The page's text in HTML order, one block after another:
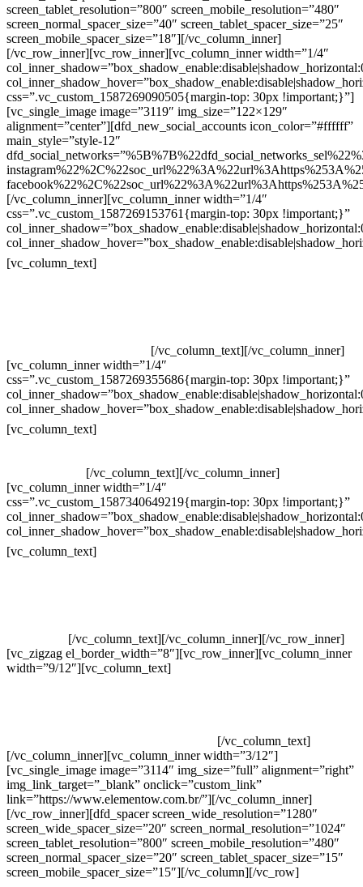
screen_tablet_resolution=”800″ screen_mobile_resolution=”480″
screen_normal_spacer_size=”40″ screen_tablet_spacer_size=”25″
screen_mobile_spacer_size=”18″][/vc_column_inner]
[/vc_row_inner][vc_row_inner][vc_column_inner width=”1/4″
css=”.vc_custom_1587269090505{margin-top: 30px !important;}”]
[vc_single_image image=”3119″ img_size=”122×129″
alignment=”center”][dfd_new_social_accounts icon_color=”#ffffff”
main_style=”style-12″
[/vc_column_inner][vc_column_inner width=”1/4″
css=”.vc_custom_1587269153761{margin-top: 30px !important;}”
[vc_column_text]
[/vc_column_text][/vc_column_inner]
[vc_column_inner width=”1/4″
css=”.vc_custom_1587269355686{margin-top: 30px !important;}”
[vc_column_text]
[/vc_column_text][/vc_column_inner]
[vc_column_inner width=”1/4″
css=”.vc_custom_1587340649219{margin-top: 30px !important;}”
[vc_column_text]
[/vc_column_text][/vc_column_inner][/vc_row_inner]
[vc_zigzag el_border_width=”8″][vc_row_inner][vc_column_inner
width=”9/12″][vc_column_text]
[/vc_column_text]
[/vc_column_inner][vc_column_inner width=”3/12″]
[vc_single_image image=”3114″ img_size=”full” alignment=”right”
img_link_target=”_blank” onclick=”custom_link”
link=”https://www.elementow.com.br/”][/vc_column_inner]
[/vc_row_inner][dfd_spacer screen_wide_resolution=”1280″
screen_wide_spacer_size=”20″ screen_normal_resolution=”1024″
screen_tablet_resolution=”800″ screen_mobile_resolution=”480″
screen_normal_spacer_size=”20″ screen_tablet_spacer_size=”15″
screen_mobile_spacer_size=”15″][/vc_column][/vc_row]